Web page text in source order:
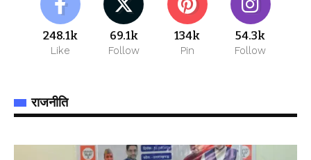
248.1k
Like
69.1k
Follow
134k
Pin
54.3k
Follow
राजनीति